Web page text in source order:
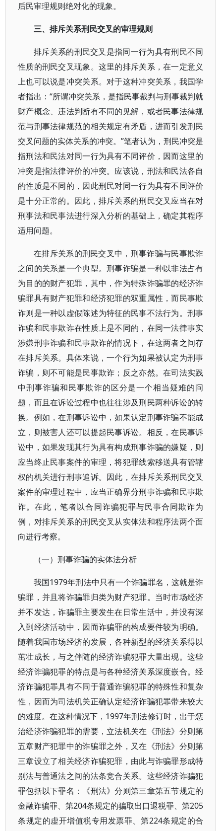
后民审理规则绝对化的现象。
三、排斥关系刑民交叉的审理规则
排斥关系的刑民交叉是指同一行为具有刑民不同
性质的刑民交叉现象。这里的排斥关系，在一定意义
上也可以说是冲突关系。对于这种冲突关系，我国学
者指出：“所谓冲突关系，是指民事裁判与刑事裁判就
财产概念、违法判断有不同的见解，或者民事法律规
范与刑事法律规范的相关规定有矛盾，进而引发刑民
交叉问题的实体关系的冲突。”笔者认为，刑民冲突是
指刑法和民法对同一行为具有不同评价，因而这里的
冲突是指法律评价的冲突。应该说，刑法和民法各自
的性质是不同的，因此刑民对同一行为具有不同评价
是十分正常的。因此，排斥关系的刑民交叉应当在对
刑事法和民事法进行深入分析的基础上，确定其程序
适用问题。
在排斥关系的刑民交叉中，刑事诈骗与民事欺诈
之间的关系是一个典型。刑事诈骗是一种以非法占有
为目的的财产犯罪，其中，作为特殊诈骗罪的经济诈
骗罪具有财产犯罪和经济犯罪的双重属性，而民事欺
诈则是一种以虚假陈述为特征的民事不法行为。刑事
诈骗和民事欺诈在性质上是不同的，在同一法律事实
涉嫌刑事诈骗和民事欺诈的情况下，在这两者之间存
在排斥关系。具体来说，一个行为如果被认定为刑事
诈骗，则不可能是民事欺诈；反之亦然。在司法实践
中刑事诈骗和民事欺诈的区分是一个相当疑难的问
题，而且在诉讼过程中也往往涉及刑民两种诉讼的转
换。例如，在刑事诉讼中，如果认定刑事诈骗不能成
立，则被害人还可以提起民事诉讼。相反，在民事诉
讼中，如果发现其行为具有构成刑事诈骗的嫌疑，则
应当终止民事案件的审理，将犯罪线索移送具有管辖
权的机关进行刑事追诉。因此，在排斥关系刑民交叉
案件的审理过程中，应当正确界分刑事诈骗和民事欺
诈。在此，笔者以合同诈骗犯罪与民事合同欺诈为
例，对排斥关系的刑民交叉从实体法和程序法两个面
向进行考察。
（一）刑事诈骗的实体法分析
我国1979年刑法中只有一个诈骗罪名，这就是诈
骗罪，并且将诈骗罪归类为财产犯罪。当时市场经济
并不发达，诈骗罪主要发生在日常生活中，并没有深
入到经济活动中，因而诈骗罪的构成要件较为明确。
随着我国市场经济的发展，各种新型的经济关系得以
茁壮成长，与之伴随的经济诈骗犯罪大量出现。这些
经济诈骗犯罪的特点是与各种经济关系深度嵌合。经
济诈骗犯罪具有不同于普通诈骗犯罪的特殊性和复杂
性，因而为司法机关正确认定经济诈骗犯罪带来较大
的难度。在这种情况下，1997年刑法修订时，出于惩
治经济诈骗犯罪的需要，立法机关在《刑法》分则第
五章财产犯罪中的诈骗罪之外，又在《刑法》分则第
三章设立了相关经济诈骗犯罪，由此与诈骗罪形成特
别法与普通法之间的法条竞合关系。这些经济诈骗犯
罪包括以下罪名：《刑法》分则第三章第五节规定的
金融诈骗罪、第204条规定的骗取出口退税罪、第205
条规定的虚开增值税专用发票罪、第224条规定的合